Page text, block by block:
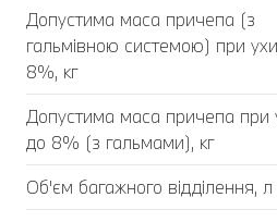
Допустима маса причепа (з
гальмівною системою) при
8%, кг
Допустима маса причепа при
до 8% (з гальмами), кг
Об'єм багажного відділення, л